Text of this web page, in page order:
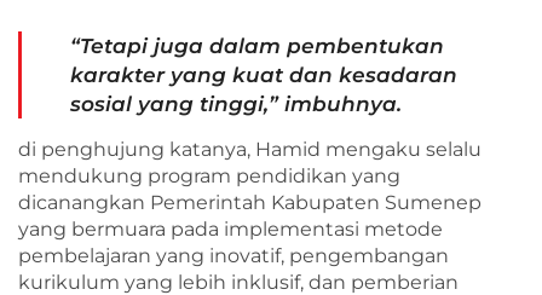
“Tetapi juga dalam pembentukan
karakter yang kuat dan kesadaran
sosial yang tinggi,” imbuhnya.
di penghujung katanya, Hamid mengaku selalu
mendukung program pendidikan yang
dicanangkan Pemerintah Kabupaten Sumenep
yang bermuara pada implementasi metode
pembelajaran yang inovatif, pengembangan
kurikulum yang lebih inklusif, dan pemberian